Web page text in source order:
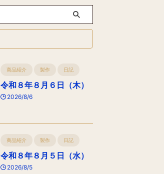
商品紹介 製作 日記
令和８年８月６日（木）
2026/8/6
商品紹介 製作 日記
令和８年８月５日（水）
2026/8/5